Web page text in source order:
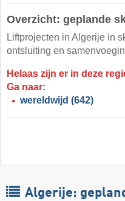
Overzicht: geplande
Liftprojecten in Algerije in
ontsluiting en
Helaas zijn er in deze
Ga naar:
wereldwijd (642)
Algerije: